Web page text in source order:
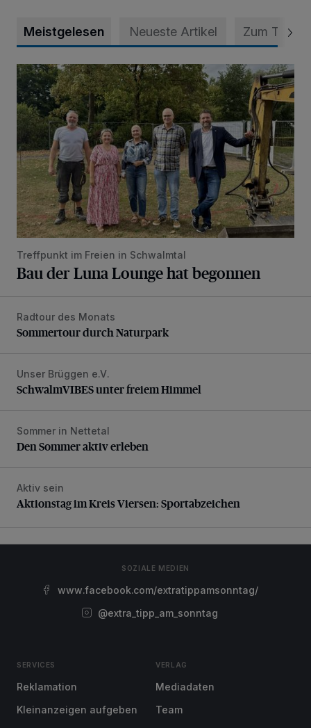
Meistgelesen Neueste Artikel Zum Thema
Bau der Luna Lounge hat begonnen
Treffpunkt im Freien in Schwalmtal
Bau der Luna Lounge hat begonnen
Sommertour durch Naturpark
Radtour des Monats
Sommertour durch Naturpark
SchwalmVIBES unter freiem Himmel
Unser Brüggen e.V.
SchwalmVIBES unter freiem Himmel
Den Sommer aktiv erleben
Sommer in Nettetal
Den Sommer aktiv erleben
Aktionstag im Kreis Viersen: Sportabzeichen
Aktiv sein
Aktionstag im Kreis Viersen: Sportabzeichen
SOZIALE MEDIEN
www.facebook.com/extratippamsonntag/
@extra_tipp_am_sonntag
SERVICES
Reklamation
Kleinanzeigen aufgeben
VERLAG
Mediadaten
Team